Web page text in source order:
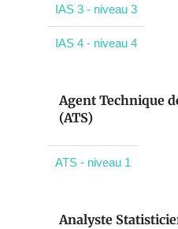
IAS 3 - niveau 3
IAS 4 - niveau 4
Agent Technique
(ATS)
ATS - niveau 1
Analyste